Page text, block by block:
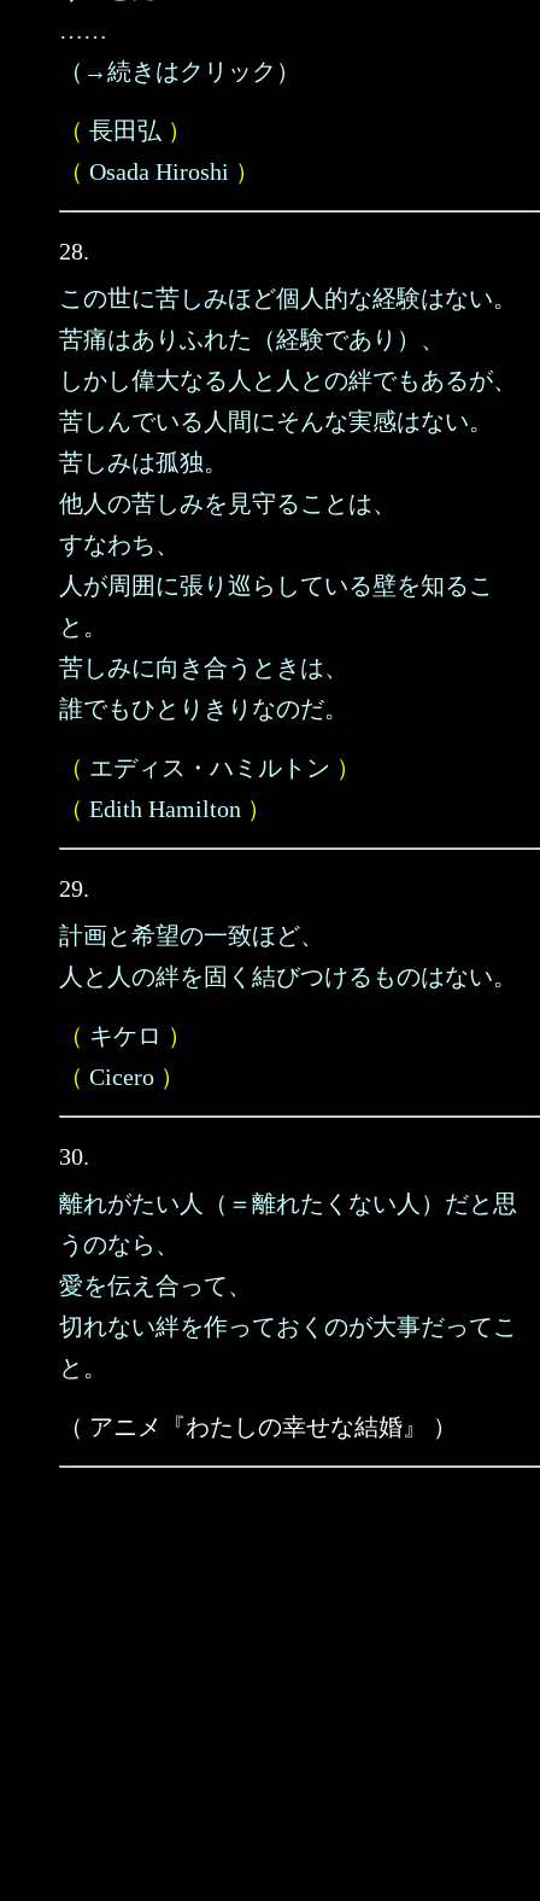
……
（→続きはクリック）
（ 長田弘 ）
（ Osada Hiroshi ）
28.
この世に苦しみほど個人的な経験はない。
苦痛はありふれた（経験であり）、
しかし偉大なる人と人との絆でもあるが、
苦しんでいる人間にそんな実感はない。
苦しみは孤独。
他人の苦しみを見守ることは、
すなわち、
人が周囲に張り巡らしている壁を知るこ
と。
苦しみに向き合うときは、
誰でもひとりきりなのだ。
（ エディス・ハミルトン ）
（ Edith Hamilton ）
29.
計画と希望の一致ほど、
人と人の絆を固く結びつけるものはない。
（ キケロ ）
（ Cicero ）
30.
離れがたい人（＝離れたくない人）だと思
うのなら、
愛を伝え合って、
切れない絆を作っておくのが大事だってこ
と。
（ アニメ『わたしの幸せな結婚』 ）